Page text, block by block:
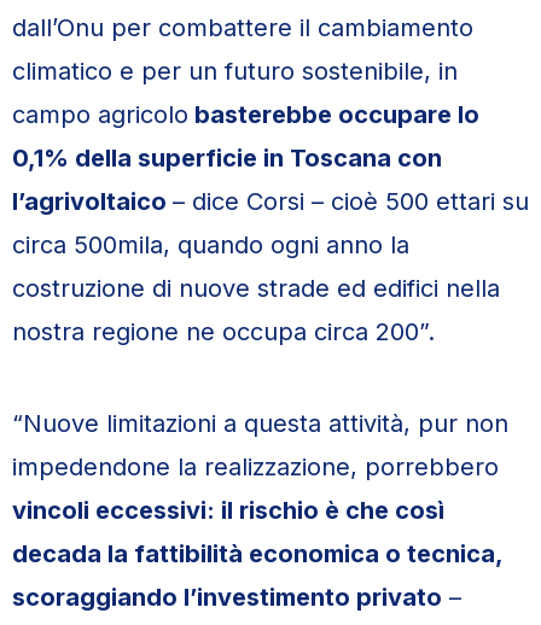
dall’Onu per combattere il cambiamento
climatico e per un futuro sostenibile, in
campo agricolo basterebbe occupare lo
0,1% della superficie in Toscana con
l’agrivoltaico – dice Corsi – cioè 500 ettari su
circa 500mila, quando ogni anno la
costruzione di nuove strade ed edifici nella
nostra regione ne occupa circa 200”.
“Nuove limitazioni a questa attività, pur non
impedendone la realizzazione, porrebbero
vincoli eccessivi: il rischio è che così
decada la fattibilità economica o tecnica,
scoraggiando l’investimento privato –